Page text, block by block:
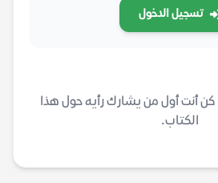
تسجيل الدخول
كن أنت أول من يشارك رأيه حول هذا
الكتاب.